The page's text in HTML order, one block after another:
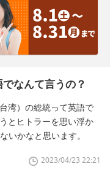
なんて言うの？
湾）の総統って英語で
とヒトラーを思い浮か
かなと思います。
2023/04/23 22:21